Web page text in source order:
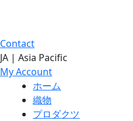
Contact
JA | Asia Pacific
My Account
ホーム
織物
プロダクツ